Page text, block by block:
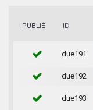
PUBLIÉ ID
due191
due192
due193